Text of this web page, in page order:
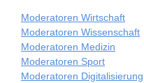
Moderatoren Wirtschaft
Moderatoren Wissenschaft
Moderatoren Medizin
Moderatoren Sport
Moderatoren Digitalisierung